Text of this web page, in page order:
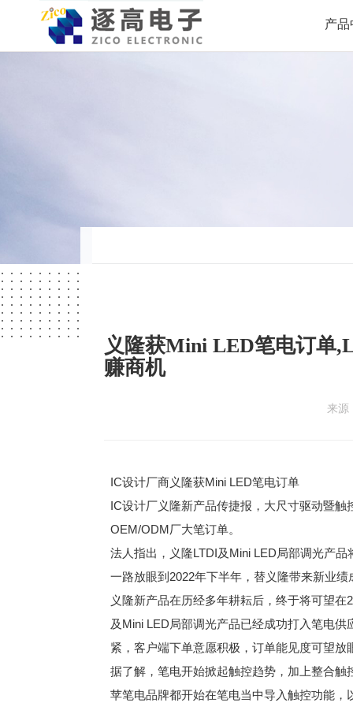
产品
义隆获Mini LED笔电订单
赚商机
来源
IC设计厂商义隆获Mini LED笔电订单
IC设计厂义隆新产品传捷报，大尺寸驱动暨
OEM/ODM厂大笔订单。
法人指出，义隆LTDI及Mini LED局部调光产
一路放眼到2022年下半年，替义隆带来新业绩
义隆新产品在历经多年耕耘后，终于将可望
及Mini LED局部调光产品已经成功打入笔电
紧，客户端下单意愿积极，订单能见度可望放
据了解，笔电开始掀起触控趋势，加上整合
苹笔电品牌都开始在笔电当中导入触控功能